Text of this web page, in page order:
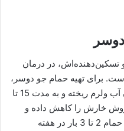
تسکین‌دهنده‌اش، در درمان
برای تهیه حمام جو دوسر،
1 تا 2 فنجان پودر جو دوسر را در وان آب ولرم ریخته و به مدت 15 تا
روش خارش را کاهش داده و
پوست را نرم می‌کند. استفاده از این حمام 2 تا 3 بار در هفته